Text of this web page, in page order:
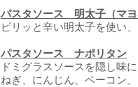
パスタソース 明太子（マ
ピリッと辛い明太子を使い
パスタソース ナポリタン
ドミグラスソースを隠し味
ねぎ、にんじん、ベーコン